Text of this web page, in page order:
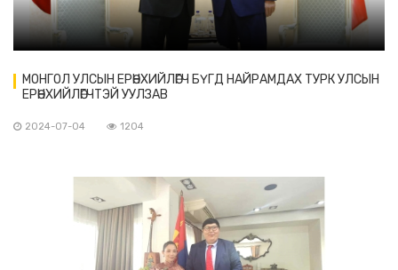
МОНГОЛ УЛСЫН ЕРӨНХИЙЛӨГЧ БҮГД НАЙРАМДАХ ТУРК УЛСЫН
ЕРӨНХИЙЛӨГЧТЭЙ УУЛЗАВ
2024-07-04 1204